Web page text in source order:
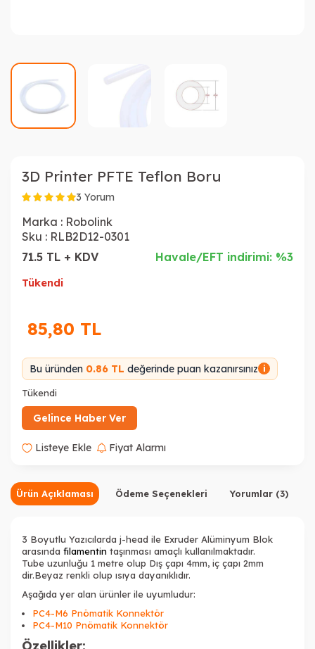
3D Printer PFTE Teflon Boru
3 Yorum
Marka : Robolink
Sku : RLB2D12-0301
71.5 TL + KDV
Havale/EFT indirimi: %3
Tükendi
85,80 TL
Bu üründen 0.86 TL değerinde puan kazanırsınız i
Tükendi
Gelince Haber Ver
Listeye Ekle Fiyat Alarmı
Ürün Açıklaması Ödeme Seçenekleri Yorumlar (3)
3 Boyutlu Yazıcılarda j-head ile Exruder Alüminyum Blok
arasında filamentin taşınması amaçlı kullanılmaktadır.
Tube uzunluğu 1 metre olup Dış çapı 4mm, iç çapı 2mm
dir.Beyaz renkli olup ısıya dayanıklıdır.
Aşağıda yer alan ürünler ile uyumludur:
PC4-M6 Pnömatik Konnektör
PC4-M10 Pnömatik Konnektör
Özellikler: